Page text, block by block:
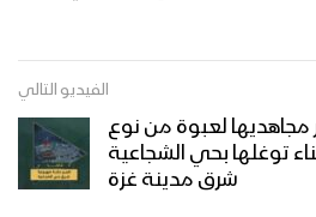
الفيديو التالي
مجاهديها لعبوة من نوع
توغلها بحي الشجاعية
شرق مدينة غزة